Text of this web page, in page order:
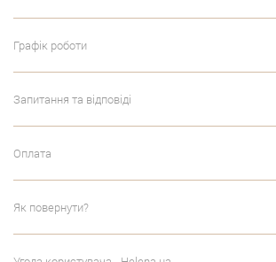
Графік роботи
Запитання та відповіді
Оплата
Як повернути?